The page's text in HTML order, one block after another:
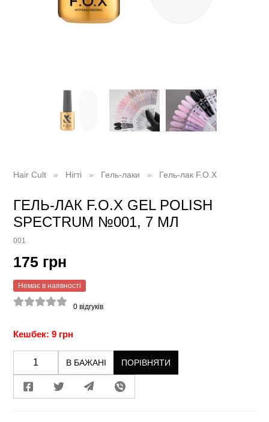
Hair Cult Нігті Гель-лаки Гель-лак F.O.X
ГЕЛЬ-ЛАК F.O.X GEL POLISH
SPECTRUM №001, 7 МЛ
001
175 грн
Немає в наявності
0 відгуків
Кешбек: 9 грн
В БАЖАНІ ПОРІВНЯТИ